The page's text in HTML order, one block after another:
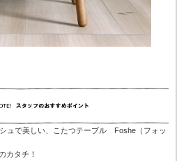
ュで美しい、こたつテーブル Foshe（フォッ
カタチ！